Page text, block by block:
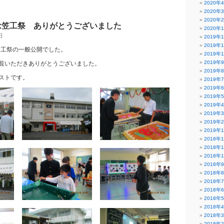
笠工祭 ありがとうございました
祭の一般公開でした。
いただきありがとうございました。
トです。
2020年4
2020年3
2020年2
2020年1
2019年
2019年
2019年
2019年9
2019年8
2019年7
2019年6
2019年5
2019年4
2019年3
2019年2
2019年1
2018年
2018年
2018年
2018年9
2018年8
2018年7
2018年6
2018年5
2018年4
2018年3